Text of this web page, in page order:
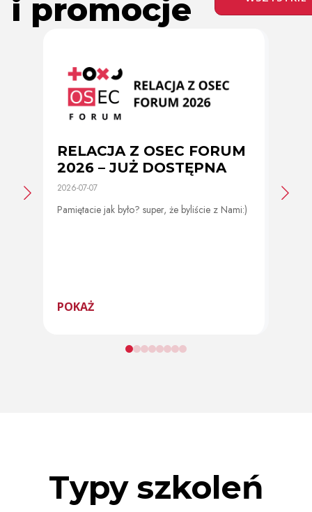
i promocje
RELACJA Z OSEC FORUM
2026 – JUŻ DOSTĘPNA
2026-07-07
Pamiętacie jak było? super, że byliście z Nami:)
POKAŻ
2026-
Typy szkoleń